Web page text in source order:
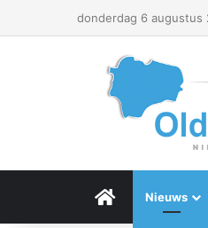
donderdag 6 augustus
Menu Item
Nieuws